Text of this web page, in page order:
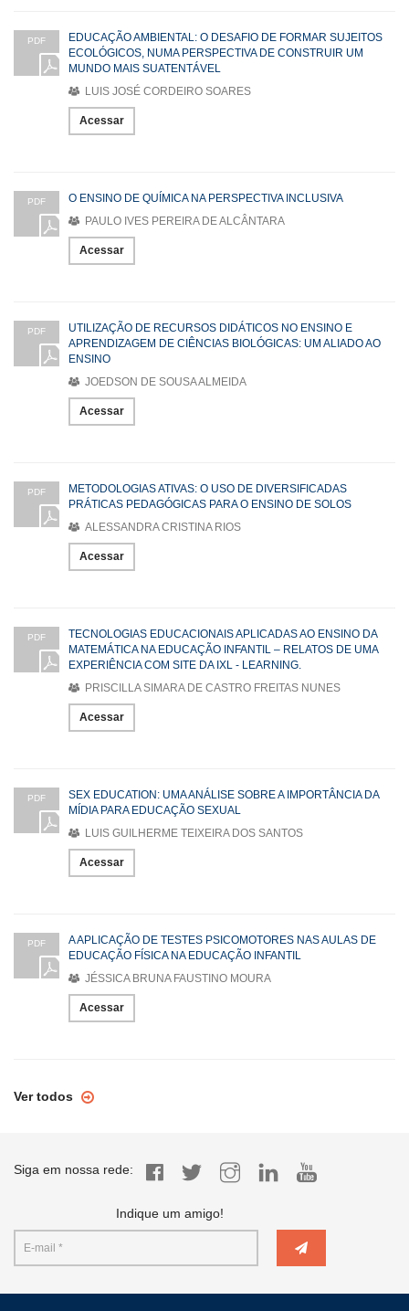
PDF
EDUCAÇÃO AMBIENTAL: O DESAFIO DE FORMAR SUJEITOS
ECOLÓGICOS, NUMA PERSPECTIVA DE CONSTRUIR UM
MUNDO MAIS SUATENTÁVEL
LUIS JOSÉ CORDEIRO SOARES
Acessar
PDF
O ENSINO DE QUÍMICA NA PERSPECTIVA INCLUSIVA
PAULO IVES PEREIRA DE ALCÂNTARA
Acessar
PDF
UTILIZAÇÃO DE RECURSOS DIDÁTICOS NO ENSINO E
APRENDIZAGEM DE CIÊNCIAS BIOLÓGICAS: UM ALIADO AO
ENSINO
JOEDSON DE SOUSA ALMEIDA
Acessar
PDF
METODOLOGIAS ATIVAS: O USO DE DIVERSIFICADAS
PRÁTICAS PEDAGÓGICAS PARA O ENSINO DE SOLOS
ALESSANDRA CRISTINA RIOS
Acessar
PDF
TECNOLOGIAS EDUCACIONAIS APLICADAS AO ENSINO DA
MATEMÁTICA NA EDUCAÇÃO INFANTIL – RELATOS DE UMA
EXPERIÊNCIA COM SITE DA IXL - LEARNING.
PRISCILLA SIMARA DE CASTRO FREITAS NUNES
Acessar
PDF
SEX EDUCATION: UMA ANÁLISE SOBRE A IMPORTÂNCIA DA
MÍDIA PARA EDUCAÇÃO SEXUAL
LUIS GUILHERME TEIXEIRA DOS SANTOS
Acessar
PDF
A APLICAÇÃO DE TESTES PSICOMOTORES NAS AULAS DE
EDUCAÇÃO FÍSICA NA EDUCAÇÃO INFANTIL
JÉSSICA BRUNA FAUSTINO MOURA
Acessar
Ver todos
Siga em nossa rede:
Indique um amigo!